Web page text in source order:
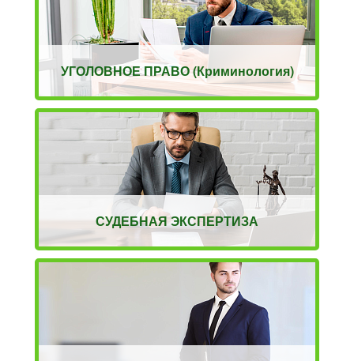
УГОЛОВНОЕ ПРАВО (Криминология)
СУДЕБНАЯ ЭКСПЕРТИЗА